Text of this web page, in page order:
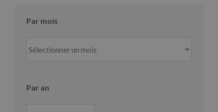
Par mois
mois
Par an